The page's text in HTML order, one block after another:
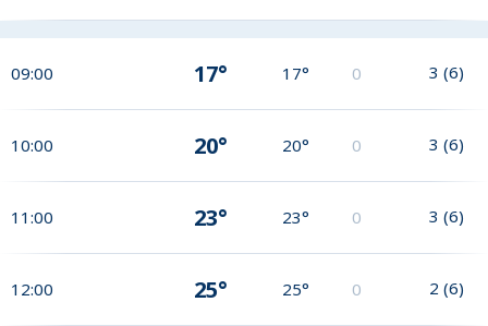
09:00 17° 17° 0 3 (6)
10:00 20° 20° 0 3 (6)
11:00 23° 23° 0 3 (6)
12:00 25° 25° 0 2 (6)